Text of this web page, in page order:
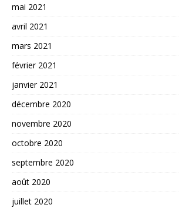
mai 2021
avril 2021
mars 2021
février 2021
janvier 2021
décembre 2020
novembre 2020
octobre 2020
septembre 2020
août 2020
juillet 2020